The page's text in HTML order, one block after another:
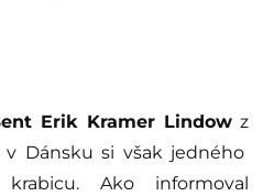
Erik Kramer Lindow z
v Dánsku si však jedného
Ako informoval